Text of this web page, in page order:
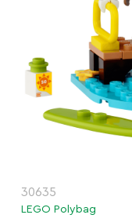
30635
LEGO Polybag